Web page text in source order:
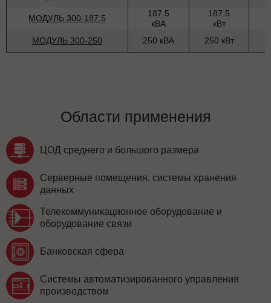
МОДУЛЬ 300-187.5
187.5
кВА
187.5
кВт
МОДУЛЬ 300-250
250 кВА 250 кВт
Области применения
ЦОД среднего и большого размера
Серверные помещения, системы хранения
данных
Телекоммуникационное оборудование и
оборудование связи
Банковская сфера
Системы автоматизированного управления
производством